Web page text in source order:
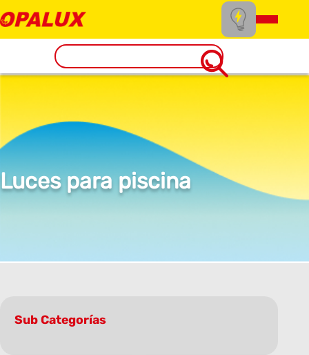
Luces para piscina
Sub Categorías